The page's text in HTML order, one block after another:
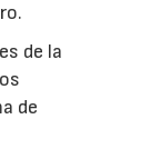
de la
de